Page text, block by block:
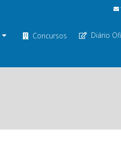
Concursos Diário